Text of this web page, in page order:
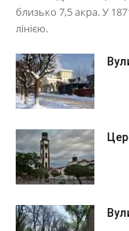
близько 7,5 акра. У
лінією.